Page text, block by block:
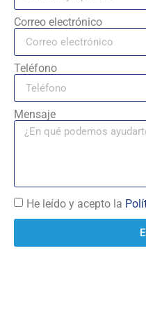
Correo electrónico
Teléfono
Mensaje
He leído y acepto la